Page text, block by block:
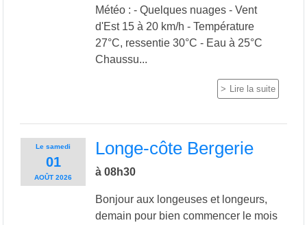
Météo : - Quelques nuages - Vent
d'Est 15 à 20 km/h - Température
27°C, ressentie 30°C - Eau à 25°C
Chaussu...
Lire la suite
Lesamedi
01
AOÛT 2026
Longe-côte Bergerie
à 08h30
Bonjour aux longeuses et longeurs,
demain pour bien commencer le mois